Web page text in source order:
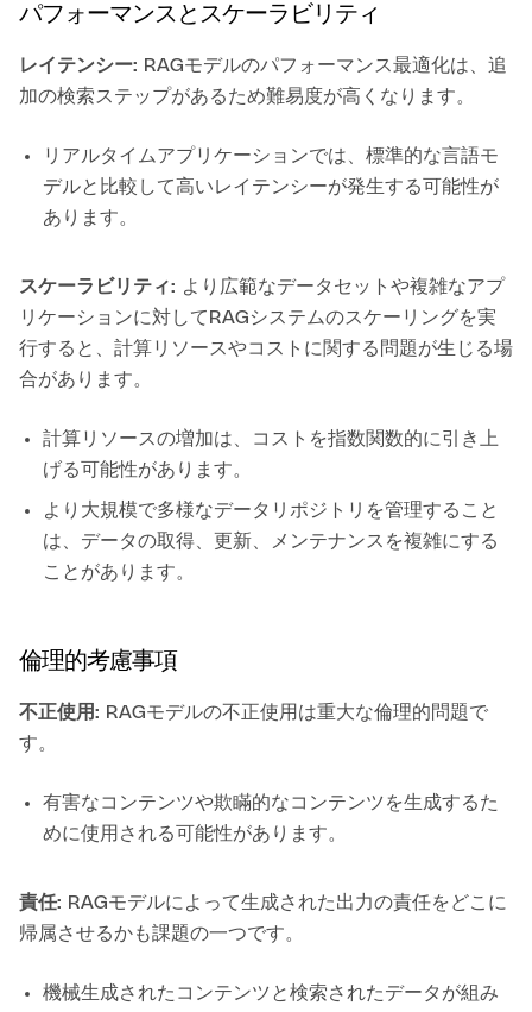
パフォーマンスとスケーラビリティ
レイテンシー: RAGモデルのパフォーマンス最適化は、追
加の検索ステップがあるため難易度が高くなります。
リアルタイムアプリケーションでは、標準的な言語モ
デルと比較して高いレイテンシーが発生する可能性が
あります。
スケーラビリティ: より広範なデータセットや複雑なアプ
リケーションに対してRAGシステムのスケーリングを実
行すると、計算リソースやコストに関する問題が生じる場
合があります。
計算リソースの増加は、コストを指数関数的に引き上
げる可能性があります。
より大規模で多様なデータリポジトリを管理すること
は、データの取得、更新、メンテナンスを複雑にする
ことがあります。
倫理的考慮事項
不正使用: RAGモデルの不正使用は重大な倫理的問題で
す。
有害なコンテンツや欺瞞的なコンテンツを生成するた
めに使用される可能性があります。
責任: RAGモデルによって生成された出力の責任をどこに
帰属させるかも課題の一つです。
機械生成されたコンテンツと検索されたデータが組み